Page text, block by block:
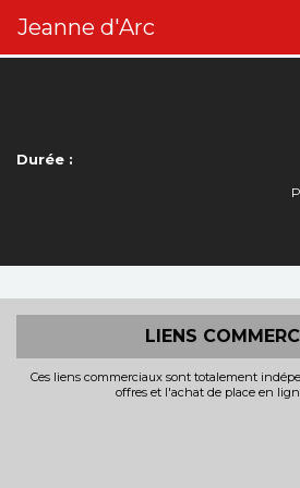
Jeanne d'Arc
Durée :
LIENS
Ces liens commerciaux sont totalement
offres et l'achat de place en